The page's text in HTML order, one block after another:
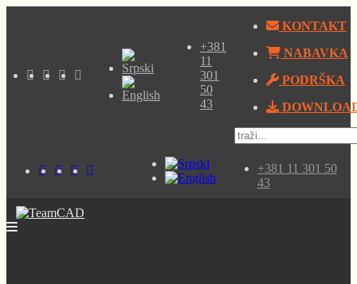
+381
11
301
50
43
KONTAKT
NABAVKA
PODRŠKA
+381 11 301 50
43